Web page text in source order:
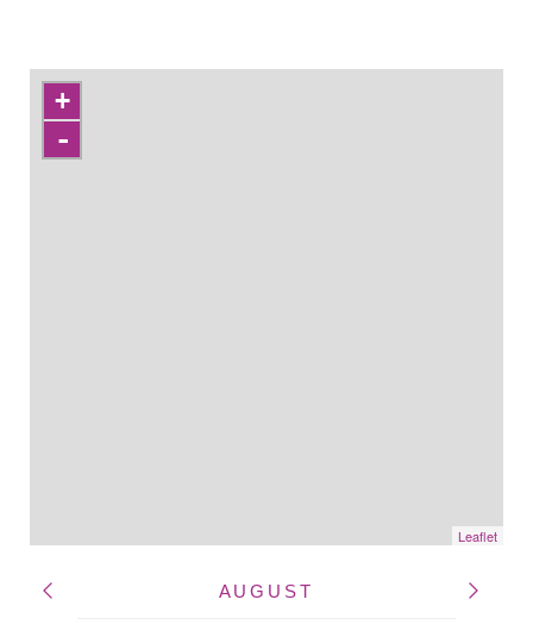
+
-
Leaflet
AUGUST